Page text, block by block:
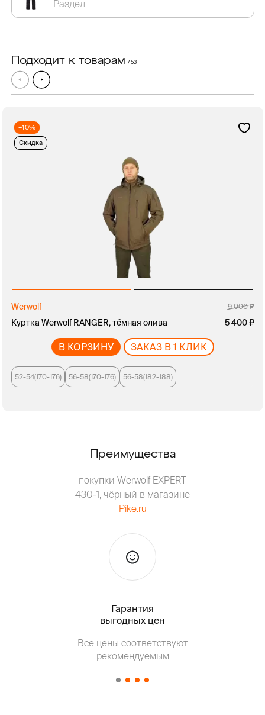
Раздел
Подходит к товарам / 53
-40%
Скидка
Werwolf 9 000
Куртка Werwolf RANGER, тёмная олива 5 400
В КОРЗИНУ ЗАКАЗ В 1 КЛИК
52-54(170-176) 56-58(170-176) 56-58(182-188)
Преимущества
покупки Werwolf EXPERT
430-1, чёрный в магазине
Pike.ru
Гарантия
выгодных цен
Все цены соответствуют
рекомендуемым